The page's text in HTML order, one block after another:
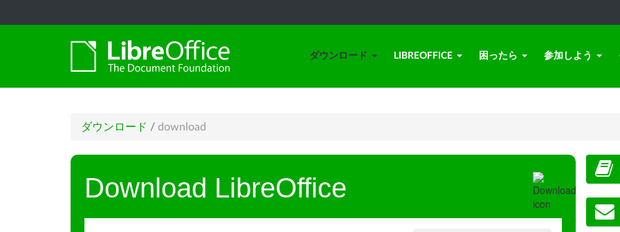
ダウンロード LIBREOFFICE 困ったら 参加しよう
ダウンロード / download
Download LibreOffice